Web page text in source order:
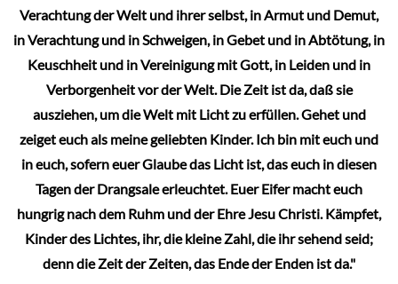
Verachtung der Welt und ihrer selbst, in Armut und Demut,
in Verachtung und in Schweigen, in Gebet und in Abtötung, in
Keuschheit und in Vereinigung mit Gott, in Leiden und in
Verborgenheit vor der Welt. Die Zeit ist da, daß sie
ausziehen, um die Welt mit Licht zu erfüllen. Gehet und
zeiget euch als meine geliebten Kinder. Ich bin mit euch und
in euch, sofern euer Glaube das Licht ist, das euch in diesen
Tagen der Drangsale erleuchtet. Euer Eifer macht euch
hungrig nach dem Ruhm und der Ehre Jesu Christi. Kämpfet,
Kinder des Lichtes, ihr, die kleine Zahl, die ihr sehend seid;
denn die Zeit der Zeiten, das Ende der Enden ist da."